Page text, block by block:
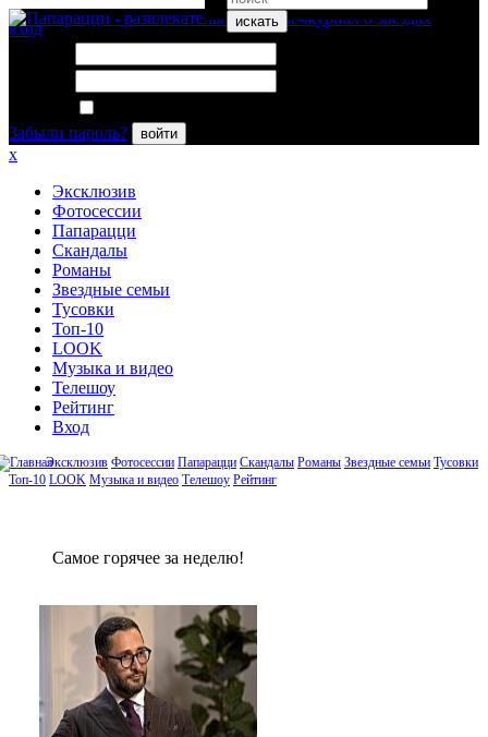
искать
вход
Забыли пароль?
войти
x
Эксклюзив
Фотосессии
Папарацци
Скандалы
Романы
Звездные семьи
Тусовки
Топ-10
LOOK
Музыка и видео
Телешоу
Рейтинг
Вход
Эксклюзив Фотосессии Папарацци Скандалы Романы Звездные семьи Тусовки
Топ-10 LOOK Музыка и видео Телешоу Рейтинг
Сaмое гoрячее за неделю!